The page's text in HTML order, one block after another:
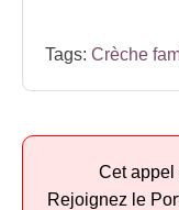
Tags: Crèche
Cet appel
Rejoignez le